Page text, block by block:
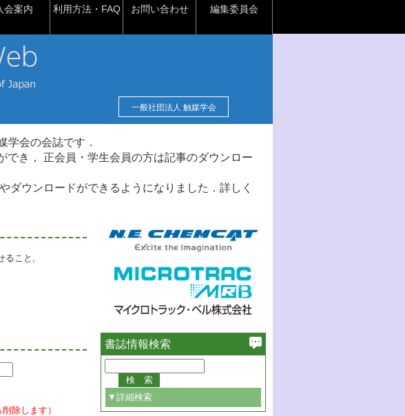
会案内 利用方法・FAQ お問い合わせ 編集委員会
一般社団法人 触媒学会
学会の会誌です．
き， 正会員・学生会員の方は記事のダウンロー
ダウンロードができるようになりました．詳しく
ること,
除します）
書誌情報検索
▼詳細検索